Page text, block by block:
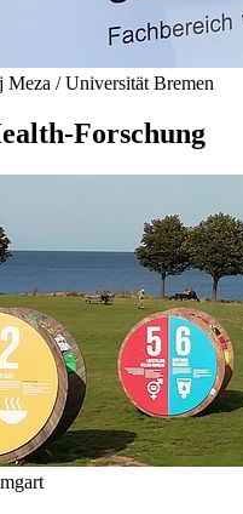
/ Universität Bremen
Forschung